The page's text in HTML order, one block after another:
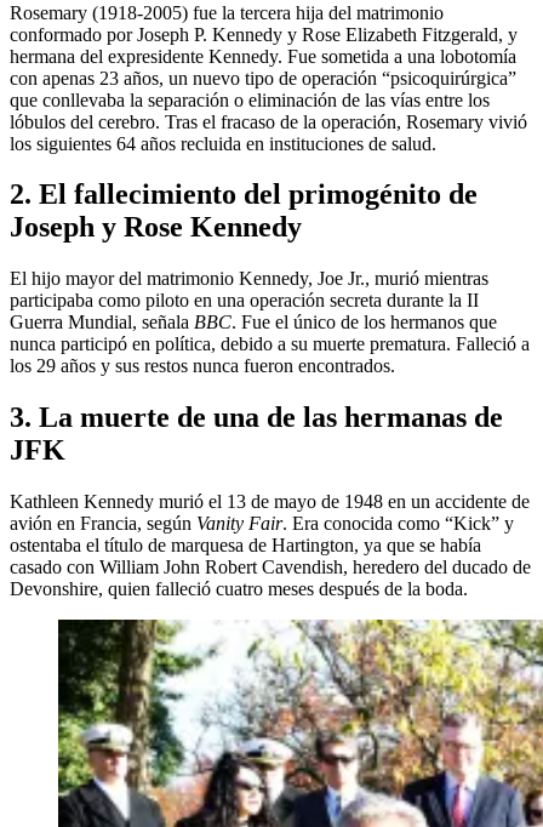
Rosemary (1918-2005) fue la tercera hija del matrimonio
conformado por Joseph P. Kennedy y Rose Elizabeth Fitzgerald, y
hermana del expresidente Kennedy. Fue sometida a una lobotomía
con apenas 23 años, un nuevo tipo de operación “psicoquirúrgica”
que conllevaba la separación o eliminación de las vías entre los
lóbulos del cerebro. Tras el fracaso de la operación, Rosemary vivió
los siguientes 64 años recluida en instituciones de salud.
2. El fallecimiento del primogénito de
Joseph y Rose Kennedy
El hijo mayor del matrimonio Kennedy, Joe Jr., murió mientras
participaba como piloto en una operación secreta durante la II
Guerra Mundial, señala BBC. Fue el único de los hermanos que
nunca participó en política, debido a su muerte prematura. Falleció a
los 29 años y sus restos nunca fueron encontrados.
3. La muerte de una de las hermanas de
JFK
Kathleen Kennedy murió el 13 de mayo de 1948 en un accidente de
avión en Francia, según Vanity Fair. Era conocida como “Kick” y
ostentaba el título de marquesa de Hartington, ya que se había
casado con William John Robert Cavendish, heredero del ducado de
Devonshire, quien falleció cuatro meses después de la boda.